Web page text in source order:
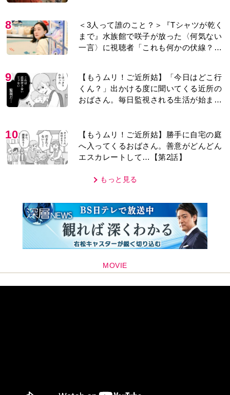
8
＜3人って誰のこと？＞『Tシャツが乾く
まで』水族館で咲子が放った〈何気ない
一言〉に視聴者「これも何かの伏線？」
9
【もうムリ！ご近所姑】「今日はどこ行
くん？」出かける度に聞いてくる近所の
おばさん。毎日監視される生活が始ま
10
【もうムリ！ご近所姑】勝手に自宅の庭
へ入ってくるおばさん。善意がどんどん
エスカレートして…【第2話】
もっと見る
MOVIE